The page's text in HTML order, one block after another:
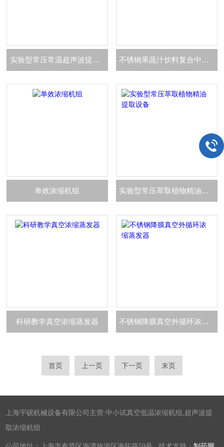
实验型常压常温超声波提取罐 不锈钢果蔬汁饮料复合中小试生产线
单效浓缩机组 实验型常压萃取植物精油提取设备
科研教学真空浓缩蒸发器 不锈钢降膜真空外循环浓缩蒸发器
首页 上一页 下一页 末页
上海宇砚机械设备有限公司主营:中小试真空低温浓缩机组,超声波提
取浓缩机组